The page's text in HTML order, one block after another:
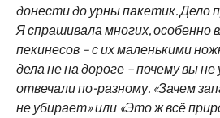
донести до урны пакетик. Дело
Я спрашивала многих, особенно
пекинесов – с их маленькими
дела не на дороге – почему вы
отвечали по-разному. «Зачем
не убирает» или «Это ж всё